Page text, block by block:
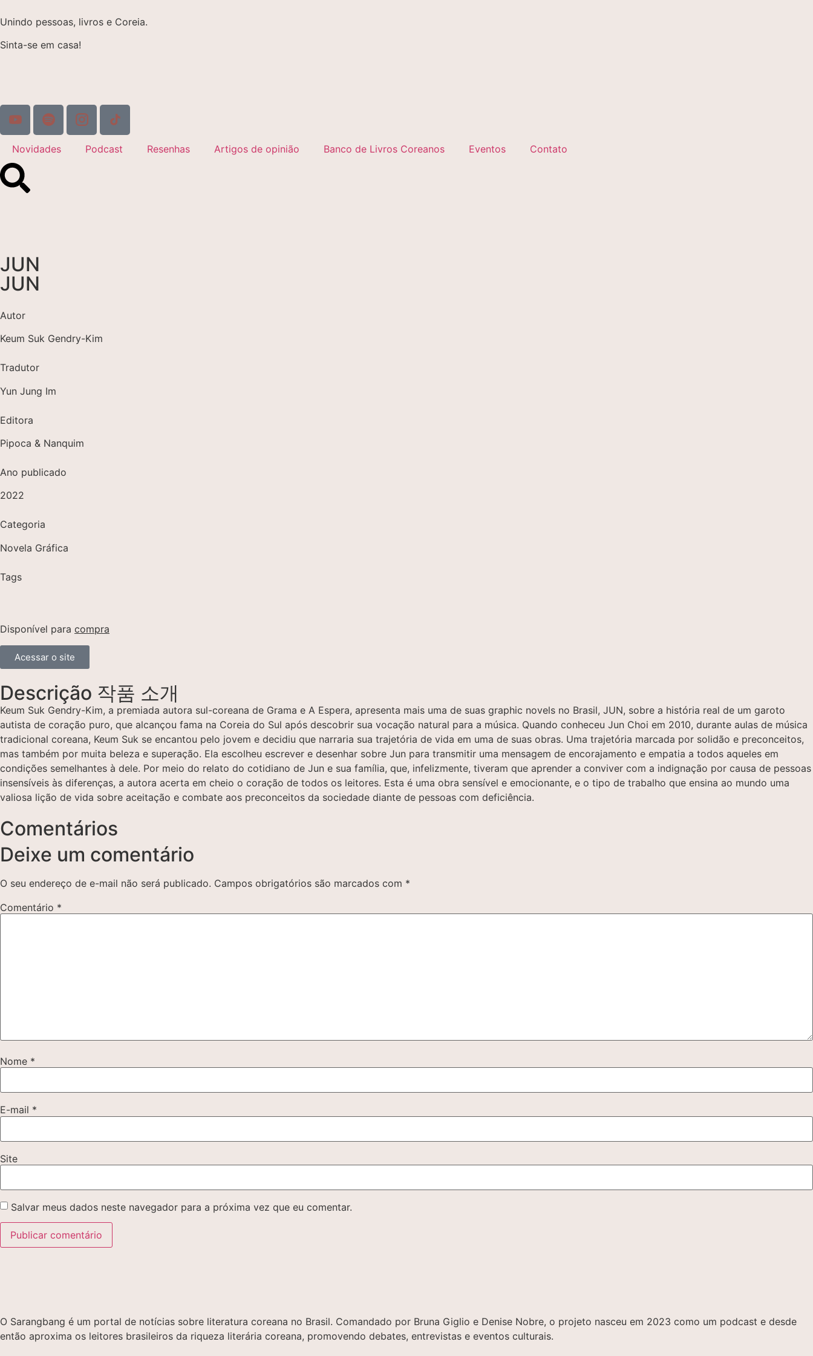
Unindo pessoas, livros e Coreia.
Sinta-se em casa!
Novidades Podcast Resenhas Artigos de opinião Banco de Livros Coreanos Eventos Contato
JUN
JUN
Autor
Keum Suk Gendry-Kim
Tradutor
Yun Jung Im
Editora
Pipoca & Nanquim
Ano publicado
2022
Categoria
Novela Gráfica
Tags
Disponível para compra
Acessar o site
Descrição 작품 소개
Keum Suk Gendry-Kim, a premiada autora sul-coreana de Grama e A Espera, apresenta mais uma de suas graphic novels no Brasil, JUN, sobre a história real de um garoto
autista de coração puro, que alcançou fama na Coreia do Sul após descobrir sua vocação natural para a música. Quando conheceu Jun Choi em 2010, durante aulas de música
tradicional coreana, Keum Suk se encantou pelo jovem e decidiu que narraria sua trajetória de vida em uma de suas obras. Uma trajetória marcada por solidão e preconceitos,
mas também por muita beleza e superação. Ela escolheu escrever e desenhar sobre Jun para transmitir uma mensagem de encorajamento e empatia a todos aqueles em
condições semelhantes à dele. Por meio do relato do cotidiano de Jun e sua família, que, infelizmente, tiveram que aprender a conviver com a indignação por causa de pessoas
insensíveis às diferenças, a autora acerta em cheio o coração de todos os leitores. Esta é uma obra sensível e emocionante, e o tipo de trabalho que ensina ao mundo uma
valiosa lição de vida sobre aceitação e combate aos preconceitos da sociedade diante de pessoas com deficiência.
Comentários
Deixe um comentário
O seu endereço de e-mail não será publicado. Campos obrigatórios são marcados com *
Comentário *
Nome *
E-mail *
Site
Salvar meus dados neste navegador para a próxima vez que eu comentar.
O Sarangbang é um portal de notícias sobre literatura coreana no Brasil. Comandado por Bruna Giglio e Denise Nobre, o projeto nasceu em 2023 como um podcast e desde
então aproxima os leitores brasileiros da riqueza literária coreana, promovendo debates, entrevistas e eventos culturais.